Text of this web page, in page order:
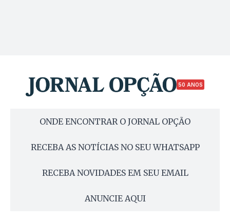
50 ANOS
ONDE ENCONTRAR O JORNAL OPÇÃO
RECEBA AS NOTÍCIAS NO SEU WHATSAPP
RECEBA NOVIDADES EM SEU EMAIL
ANUNCIE AQUI